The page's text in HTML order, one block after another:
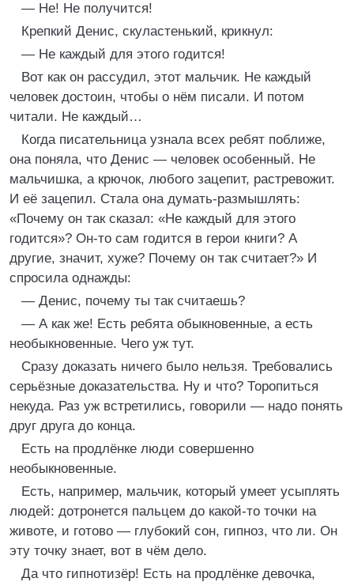
— Не! Не получится!
Крепкий Денис, скуластенький, крикнул:
— Не каждый для этого годится!
Вот как он рассудил, этот мальчик. Не каждый
человек достоин, чтобы о нём писали. И потом
читали. Не каждый…
Когда писательница узнала всех ребят поближе,
она поняла, что Денис — человек особенный. Не
мальчишка, а крючок, любого зацепит, растревожит.
И её зацепил. Стала она думать-размышлять:
«Почему он так сказал: «Не каждый для этого
годится»? Он-то сам годится в герои книги? А
другие, значит, хуже? Почему он так считает?» И
спросила однажды:
— Денис, почему ты так считаешь?
— А как же! Есть ребята обыкновенные, а есть
необыкновенные. Чего уж тут.
Сразу доказать ничего было нельзя. Требовались
серьёзные доказательства. Ну и что? Торопиться
некуда. Раз уж встретились, говорили — надо понять
друг друга до конца.
Есть на продлёнке люди совершенно
необыкновенные.
Есть, например, мальчик, который умеет усыплять
людей: дотронется пальцем до какой-то точки на
животе, и готово — глубокий сон, гипноз, что ли. Он
эту точку знает, вот в чём дело.
Да что гипнотизёр! Есть на продлёнке девочка,